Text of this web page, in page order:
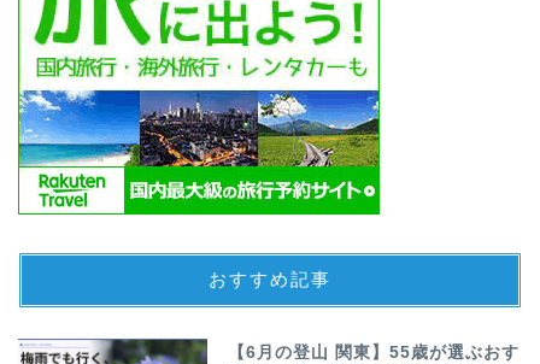
おすすめ記事
【6月の登山 関東】55歳が選ぶおす